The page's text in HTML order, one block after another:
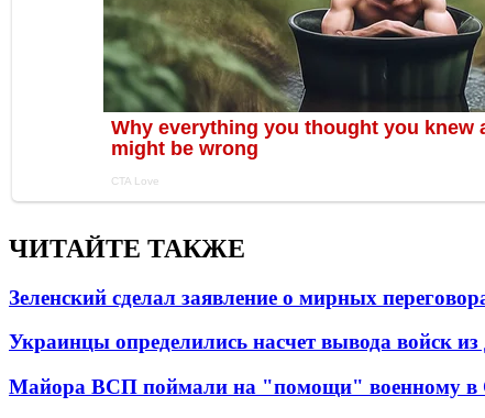
ЧИТАЙТЕ ТАКЖЕ
Зеленский сделал заявление о мирных
Украинцы определились насчет вывода войск из
Майора ВСП поймали на "помощи" военному